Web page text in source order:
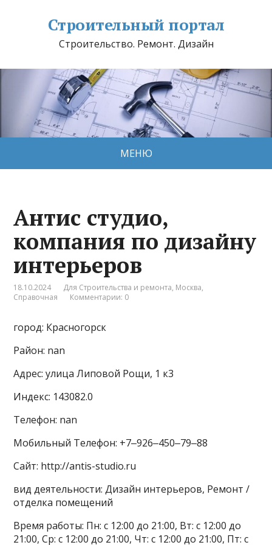
Строительный портал
Строительство. Ремонт. Дизайн
МЕНЮ
Антис студио,
компания по дизайну
интерьеров
18.10.2024 Для Строительства и ремонта, Москва,
Справочная
Комментарии: 0
город: Красногорск
Район: nan
Адрес: улица Липовой Рощи, 1 к3
Индекс: 143082.0
Телефон: nan
Мобильный Телефон: +7‒926‒450‒79‒88
Сайт: http://antis-studio.ru
вид деятельности: Дизайн интерьеров, Ремонт /
отделка помещений
Время работы: Пн: с 12:00 до 21:00, Вт: с 12:00 до
21:00, Ср: с 12:00 до 21:00, Чт: с 12:00 до 21:00, Пт: с